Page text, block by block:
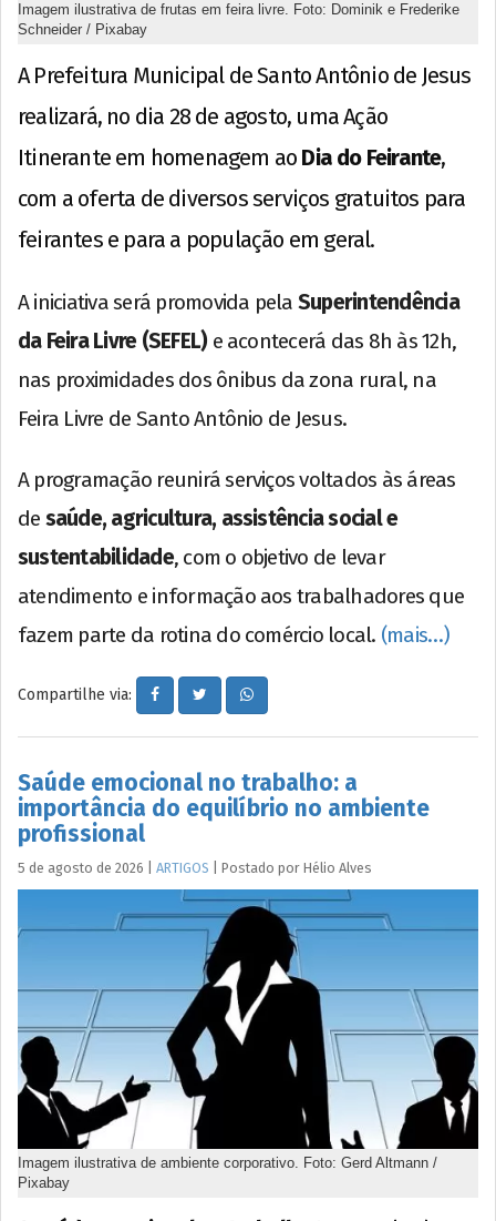
Imagem ilustrativa de frutas em feira livre. Foto: Dominik e Frederike
Schneider / Pixabay
A Prefeitura Municipal de Santo Antônio de Jesus
realizará, no dia 28 de agosto, uma Ação
Itinerante em homenagem ao Dia do Feirante,
com a oferta de diversos serviços gratuitos para
feirantes e para a população em geral.
A iniciativa será promovida pela Superintendência
da Feira Livre (SEFEL) e acontecerá das 8h às 12h,
nas proximidades dos ônibus da zona rural, na
Feira Livre de Santo Antônio de Jesus.
A programação reunirá serviços voltados às áreas
de saúde, agricultura, assistência social e
sustentabilidade, com o objetivo de levar
atendimento e informação aos trabalhadores que
fazem parte da rotina do comércio local. (mais…)
Compartilhe via:
Saúde emocional no trabalho: a
importância do equilíbrio no ambiente
profissional
5 de agosto de 2026 ARTIGOS Postado por Hélio Alves
Imagem ilustrativa de ambiente corporativo. Foto: Gerd Altmann /
Pixabay